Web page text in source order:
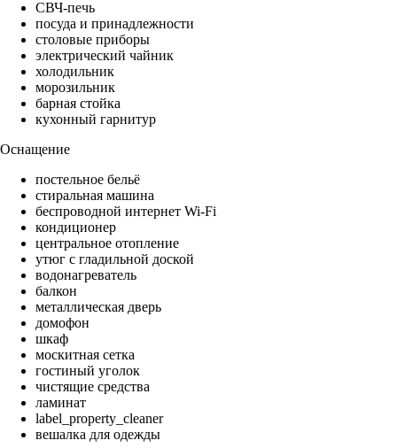
СВЧ-печь
посуда и принадлежности
столовые приборы
электрический чайник
холодильник
морозильник
барная стойка
кухонный гарнитур
Оснащение
постельное бельё
стиральная машина
беспроводной интернет Wi-Fi
кондиционер
центральное отопление
утюг с гладильной доской
водонагреватель
балкон
металлическая дверь
домофон
шкаф
москитная сетка
гостиный уголок
чистящие средства
ламинат
label_property_cleaner
вешалка для одежды